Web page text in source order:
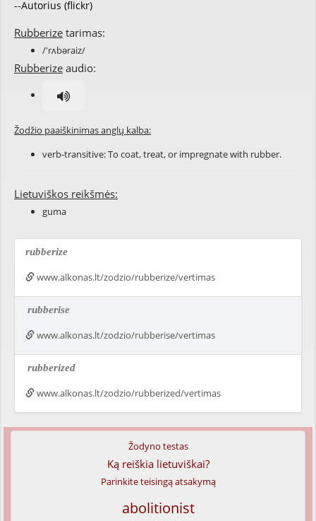
--Autorius (flickr)
Rubberize tarimas:
/'rʌbəraiz/
Rubberize audio:
Žodžio paaiškinimas anglų kalba:
verb-transitive: To coat, treat, or impregnate with rubber.
Lietuviškos reikšmės:
guma
rubberize
www.alkonas.lt/zodzio/rubberize/vertimas
rubberise
www.alkonas.lt/zodzio/rubberise/vertimas
rubberized
www.alkonas.lt/zodzio/rubberized/vertimas
Žodyno testas
Ką reiškia lietuviškai?
Parinkite teisingą atsakymą
abolitionist